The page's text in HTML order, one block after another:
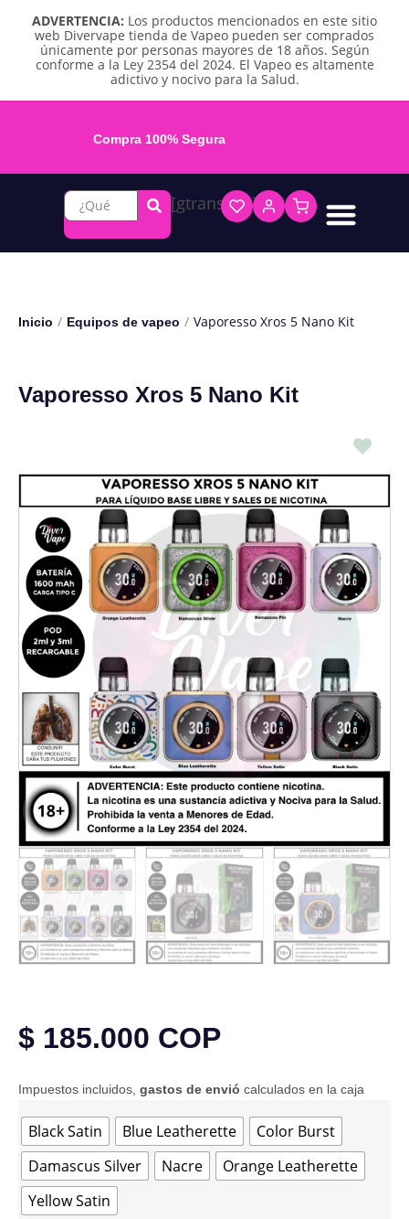
ADVERTENCIA: Los productos mencionados en este sitio
web Divervape tienda de Vapeo pueden ser comprados
únicamente por personas mayores de 18 años. Según
conforme a la Ley 2354 del 2024. El Vapeo es altamente
adictivo y nocivo para la Salud.
Compra 100% Segura
[gtranslate]
Inicio / Equipos de vapeo / Vaporesso Xros 5 Nano Kit
Vaporesso Xros 5 Nano Kit
$ 185.000 COP
Impuestos incluidos, gastos de envió calculados en la caja
Black Satin Blue Leatherette
Color Burst
Damascus Silver
Nacre
Orange Leatherette
Yellow Satin